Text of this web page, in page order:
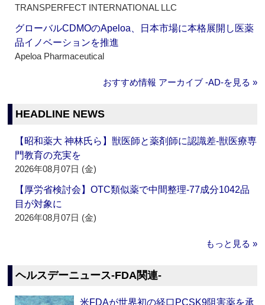
TRANSPERFECT INTERNATIONAL LLC
グローバルCDMOのApeloa、日本市場に本格展開し医薬
品イノベーションを推進
Apeloa Pharmaceutical
おすすめ情報 アーカイブ ‐AD‐を見る »
HEADLINE NEWS
【昭和薬大 神林氏ら】獣医師と薬剤師に認識差‐獣医療専
門教育の充実を
2026年08月07日 (金)
【厚労省検討会】OTC類似薬で中間整理‐77成分1042品
目が対象に
2026年08月07日 (金)
もっと見る »
ヘルスデーニュース‐FDA関連‐
米FDAが世界初の経口PCSK9阻害薬を承